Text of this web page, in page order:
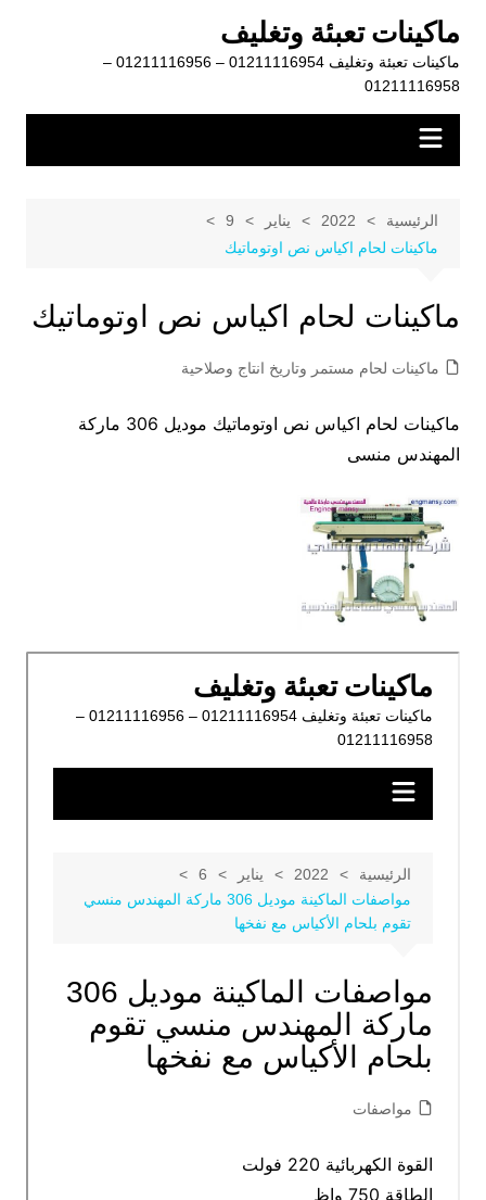
المحتوى
ماكينات تعبئة وتغليف
ماكينات تعبئة وتغليف 01211116954 – 01211116956 –
01211116958
الرئيسية 2022 يناير
9
ماكينات لحام اكياس نص اوتوماتيك
ماكينات لحام اكياس نص اوتوماتيك
ماكينات لحام مستمر وتاريخ انتاج وصلاحية
ماكينات لحام اكياس نص اوتوماتيك موديل 306 ماركة
المهندس منسى